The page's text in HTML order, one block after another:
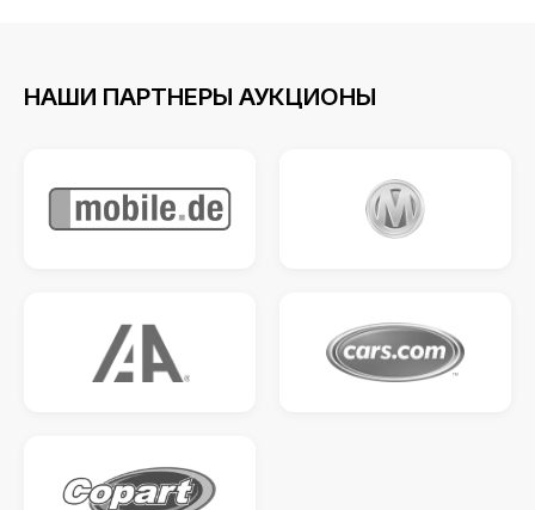
НАШИ ПАРТНЕРЫ АУКЦИОНЫ